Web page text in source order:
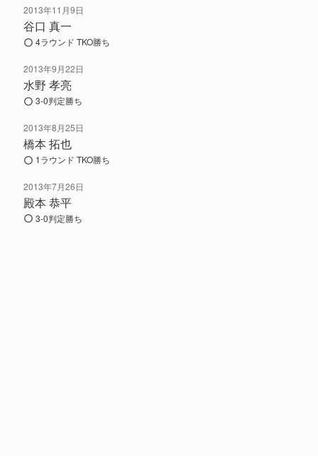
2013年11月9日
谷口 真一
4ラウンド TKO勝ち
2013年9月22日
水野 孝亮
3-0判定勝ち
2013年8月25日
橋本 拓也
1ラウンド TKO勝ち
2013年7月26日
殿本 恭平
3-0判定勝ち